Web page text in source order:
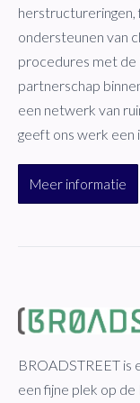
herstructureringen,
ondersteunen van
procedures met de
partnerschap
een netwerk van
geeft ons werk een
Meer informatie
BROADSTREET
een fijne plek op